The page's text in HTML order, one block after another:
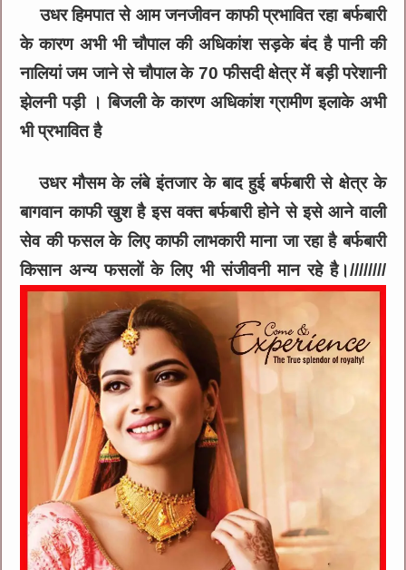
उधर हिमपात से आम जनजीवन काफी प्रभावित रहा बर्फबारी
के कारण अभी भी चौपाल की अधिकांश सड़के बंद है पानी की
नालियां जम जाने से चौपाल के 70 फीसदी क्षेत्र में बड़ी परेशानी
झेलनी पड़ी । बिजली के कारण अधिकांश ग्रामीण इलाके अभी
भी प्रभावित है
उधर मौसम के लंबे इंतजार के बाद हुई बर्फबारी से क्षेत्र के
बागवान काफी खुश है इस वक्त बर्फबारी होने से इसे आने वाली
सेव की फसल के लिए काफी लाभकारी माना जा रहा है बर्फबारी
किसान अन्य फसलों के लिए भी संजीवनी मान रहे है।////////